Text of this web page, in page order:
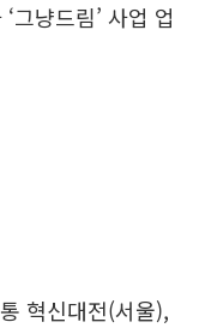
냥드림’ 사업 업
혁신대전(서울),